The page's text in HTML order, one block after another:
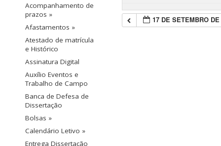
Acompanhamento de
prazos »
Afastamentos »
Atestado de matrícula
e Histórico
Assinatura Digital
Auxílio Eventos e
Trabalho de Campo
Banca de Defesa de
Dissertação
Bolsas »
Calendário Letivo »
Entrega Dissertação
17 DE SETEMBRO DE